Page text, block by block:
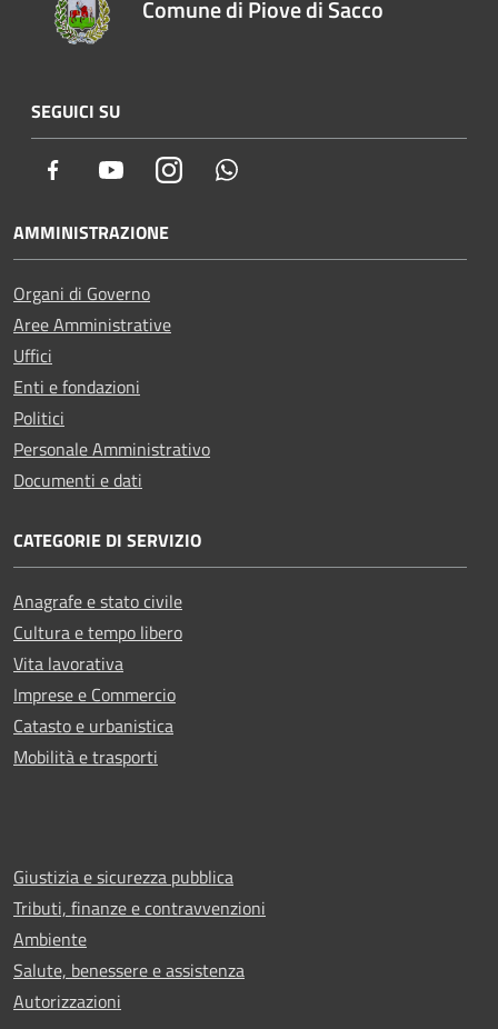
Comune di Piove di Sacco
SEGUICI SU
Facebook YoutubeInstagram
AMMINISTRAZIONE
Organi di Governo
Aree Amministrative
Uffici
Enti e fondazioni
Politici
Personale Amministrativo
Documenti e dati
CATEGORIE DI SERVIZIO
Anagrafe e stato civile
Cultura e tempo libero
Vita lavorativa
Imprese e Commercio
Catasto e urbanistica
Mobilità e trasporti
Giustizia e sicurezza pubblica
Tributi, finanze e contravvenzioni
Ambiente
Salute, benessere e assistenza
Autorizzazioni